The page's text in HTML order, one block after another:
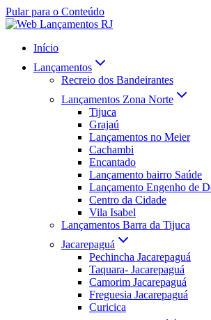
Pular para o Conteúdo
Início
Lançamentos
Recreio dos Bandeirantes
Lançamentos Zona Norte
Tijuca
Grajaú
Lançamentos no Meier
Cachambi
Encantado
Lançamento bairro Saúde
Lançamento Engenho de
Centro da Cidade
Vila Isabel
Lançamentos Barra da Tijuca
Jacarepaguá
Pechincha Jacarepaguá
Taquara- Jacarepaguá
Camorim Jacarepaguá
Freguesia Jacarepaguá
Curicica